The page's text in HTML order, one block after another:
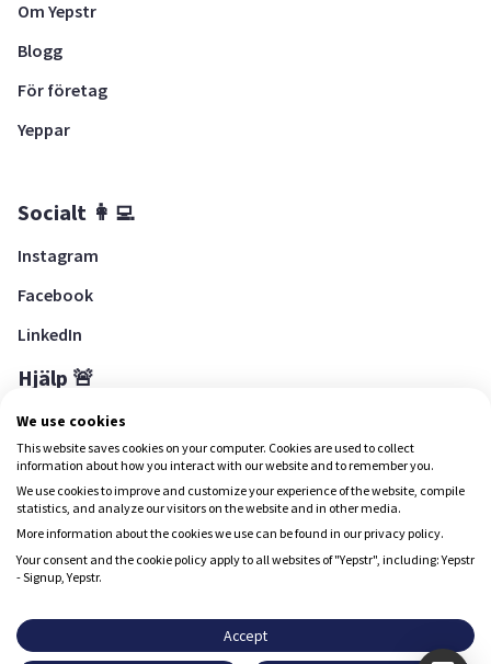
Om Yepstr
Blogg
För företag
Yeppar
Socialt 👩‍💻
Instagram
Facebook
LinkedIn
Hjälp 🚨
Hjälpcenter
Ladda ned Yepstr
Ladda ned Yepstr
upplevelse.
We use cookies
This website saves cookies on your computer. Cookies are used to collect
information about how you interact with our website and to remember you.
We use cookies to improve and customize your experience of the website, compile
statistics, and analyze our visitors on the website and in other media.
More information about the cookies we use can be found in our privacy policy.
Your consent and the cookie policy apply to all websites of "Yepstr", including: Yepstr
- Signup, Yepstr.
Accept